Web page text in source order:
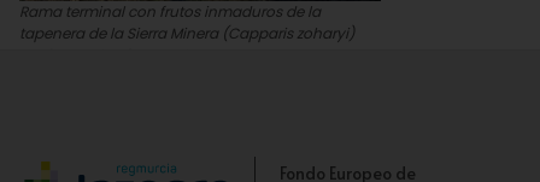
Rama terminal con frutos inmaduros de la
tapenera de la Sierra Minera (Capparis zoharyi)
Fondo Europeo de